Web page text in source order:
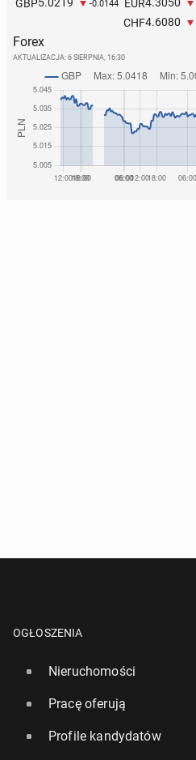
GBP -0.0144 EUR
CHF4.6080
Forex
AKTUALIZACJA: 6 SIERPNIA, 16:30
OGŁOSZENIA
Nieruchomości
Pracę oferują
Profile kandydatów